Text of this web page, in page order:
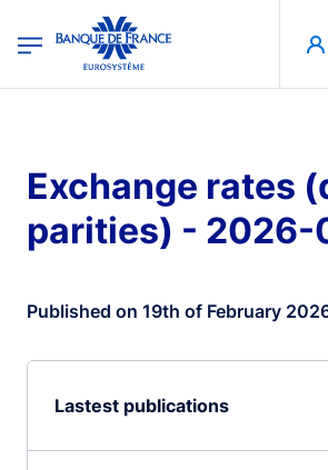
Banque de France - Menu Principal
Exchange rates
parities) - 2026-
Published on 19th of February
Lastest publications